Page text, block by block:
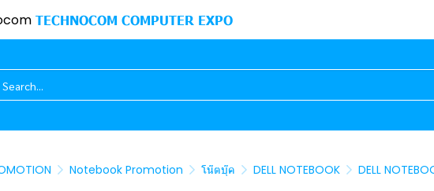
TECHNOCOM COMPUTER EXPO
Notebook Promotion โน๊ตบุ๊ค DELL NOTEBOOK DELL